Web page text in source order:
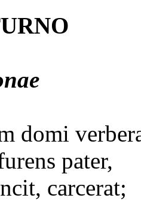
domi
pater,
carcerat;